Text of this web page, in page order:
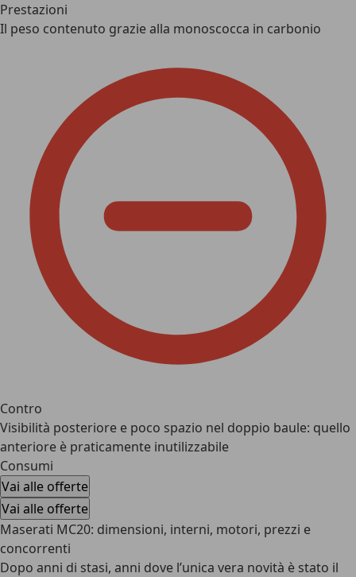
Prestazioni
Il peso contenuto grazie alla monoscocca in carbonio
Contro
Visibilità posteriore e poco spazio nel doppio baule: quello
anteriore è praticamente inutilizzabile
Consumi
Vai alle offerte
Vai alle offerte
Maserati MC20: dimensioni, interni, motori, prezzi e
concorrenti
Dopo anni di stasi, anni dove l’unica vera novità è stato il